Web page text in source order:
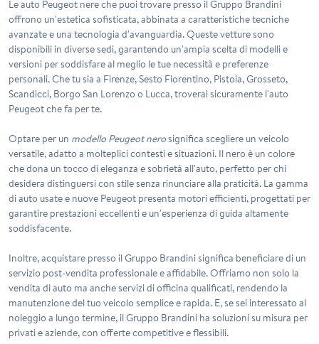
Leauto Peugeot nereche puoi trovare presso il Gruppo Brandini
offrono un'estetica sofisticata, abbinata a caratteristiche tecniche
avanzate e una tecnologia d'avanguardia. Queste vetture sono
disponibili in diverse sedi, garantendo un'ampia scelta di modelli e
versioni per soddisfare al meglio le tue necessità e preferenze
personali. Che tu sia a Firenze, Sesto Fiorentino, Pistoia, Grosseto,
Scandicci, Borgo San Lorenzo o Lucca, troverai sicuramente l'auto
Peugeot che fa per te.
Optare per un modello Peugeot nerosignifica scegliere un veicolo
versatile, adatto a molteplici contesti e situazioni. Il nero è un colore
che dona un tocco di eleganza e sobrietà all'auto, perfetto per chi
desidera distinguersi con stile senza rinunciare alla praticità. La gamma
diauto usate e nuove Peugeot presenta motori efficienti, progettati per
garantire prestazioni eccellenti e un'esperienza di guida altamente
soddisfacente.
Inoltre, acquistare presso il Gruppo Brandini significa beneficiare di un
servizio post-vendita professionale e affidabile. Offriamo non solo la
vendita di auto ma anche servizi di officina qualificati, rendendo la
manutenzione del tuo veicolo semplice e rapida. E, se sei interessato al
noleggio a lungo termine, il Gruppo Brandini ha soluzioni su misura per
privati e aziende, con offerte competitive e flessibili.